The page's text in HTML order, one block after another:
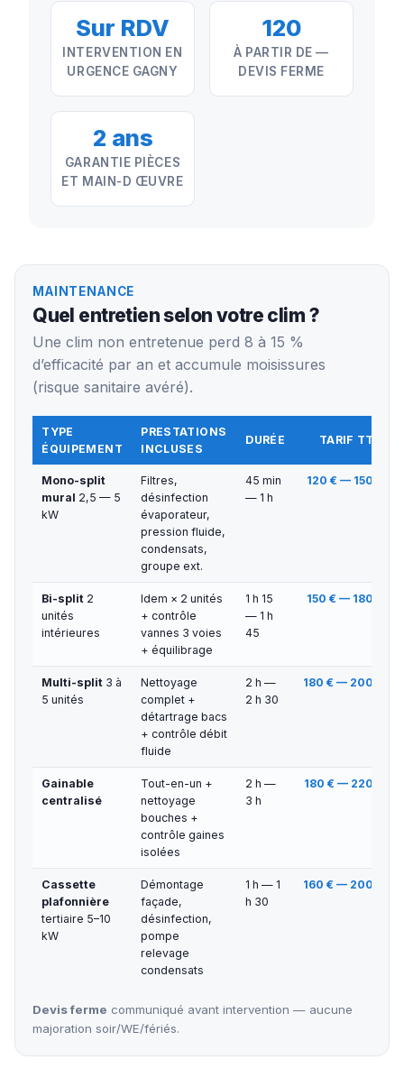
Sur RDV
INTERVENTION EN
URGENCE GAGNY
120
À PARTIR DE —
DEVIS FERME
2 ans
GARANTIE PIÈCES
ET MAIN-D ŒUVRE
MAINTENANCE
Quel entretien selon votre clim ?
Une clim non entretenue perd 8 à 15 %
d’efficacité par an et accumule moisissures
(risque sanitaire avéré).
TYPE
ÉQUIPEMENT
PRESTATIONS
INCLUSES
DURÉE TARIF TTC
Mono-split
mural 2,5 — 5
kW
Filtres,
désinfection
évaporateur,
pression fluide,
condensats,
groupe ext.
45 min
— 1 h
120 € — 150 €
Bi-split 2
unités
intérieures
Idem × 2 unités
+ contrôle
vannes 3 voies
+ équilibrage
1 h 15
— 1 h
45
150 € — 180 €
Multi-split 3 à
5 unités
Nettoyage
complet +
détartrage bacs
+ contrôle débit
fluide
2 h —
2 h 30
180 € — 200 €
Gainable
centralisé
Tout-en-un +
nettoyage
bouches +
contrôle gaines
isolées
2 h —
3 h
180 € — 220 €
Cassette
plafonnière
tertiaire 5–10
kW
Démontage
façade,
désinfection,
pompe
relevage
condensats
1 h — 1
h 30
160 € — 200 €
Devis ferme communiqué avant intervention — aucune
majoration soir/WE/fériés.